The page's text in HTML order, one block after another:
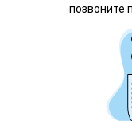
позвоните